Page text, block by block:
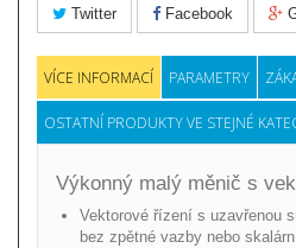
Twitter Facebook
VÍCE INFORMACÍ PARAMETRY
OSTATNÍ PRODUKTY VE STEJNÉ
Výkonný malý měnič s
Vektorové řízení s uzavřenou
bez zpětné vazby nebo